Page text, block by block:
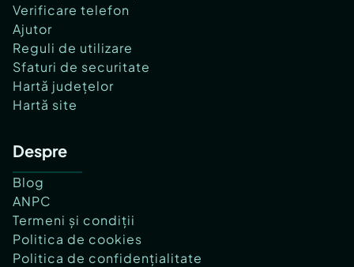
Verificare telefon
Ajutor
Reguli de utilizare
Sfaturi de securitate
Hartă județelor
Hartă site
Despre
Blog
ANPC
Termeni și condiții
Politica de cookies
Politica de confidențialitate